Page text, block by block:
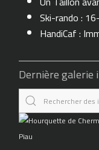
Ski-rando :
HandiCaf :
Dernière galerie